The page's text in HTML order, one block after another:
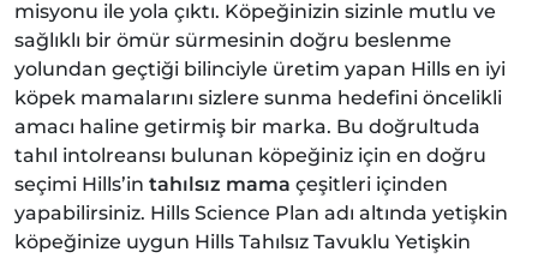
misyonu ile yola çıktı. Köpeğinizin sizinle mutlu ve
sağlıklı bir ömür sürmesinin doğru beslenme
yolundan geçtiği bilinciyle üretim yapan Hills en iyi
köpek mamalarını sizlere sunma hedefini öncelikli
amacı haline getirmiş bir marka. Bu doğrultuda
tahıl intolreansı bulunan köpeğiniz için en doğru
seçimi Hills’in tahılsız mama çeşitleri içinden
yapabilirsiniz. Hills Science Plan adı altında yetişkin
köpeğinize uygun Hills Tahılsız Tavuklu Yetişkin